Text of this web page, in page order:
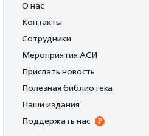
О нас
Контакты
Сотрудники
Мероприятия АСИ
Прислать новость
Полезная библиотека
Наши издания
Поддержать нас